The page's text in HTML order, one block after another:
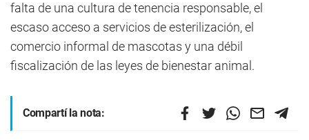
falta de una cultura de tenencia responsable, el
escaso acceso a servicios de esterilización, el
comercio informal de mascotas y una débil
fiscalización de las leyes de bienestar animal.
Compartí la nota: